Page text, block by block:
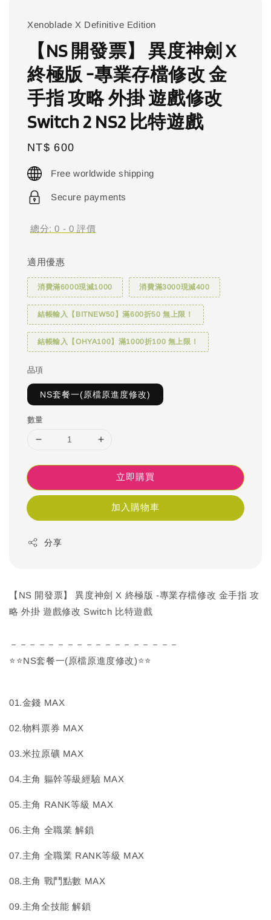
Xenoblade X Definitive Edition
【NS 開發票】 異度神劍 X
終極版 -專業存檔修改 金
手指 攻略 外掛 遊戲修改
Switch 2 NS2 比特遊戲
Regular
price
NT$ 600
Free worldwide shipping
Secure payments
總分:0 - 0 評價
適用優惠
消費滿6000現減1000 消費滿3000現減400
結帳輸入【BITNEW50】滿600折50 無上限！
結帳輸入【OHYA100】滿1000折100 無上限！
品項
NS套餐一(原檔原進度修改)
數量
立即購買
加入購物車
分享
【NS 開發票】 異度神劍 X 終極版 -專業存檔修改 金手指 攻
略 外掛 遊戲修改 Switch 比特遊戲
－－－－－－－－－－－－－－－－－－
⭐⭐NS套餐一(原檔原進度修改)⭐⭐
01.金錢 MAX
02.物料票券 MAX
03.米拉原礦 MAX
04.主角 軀幹等級經驗 MAX
05.主角 RANK等級 MAX
06.主角 全職業 解鎖
07.主角 全職業 RANK等級 MAX
08.主角 戰鬥點數 MAX
09.主角全技能 解鎖